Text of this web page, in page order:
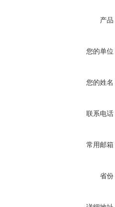
产品
您的单位
您的姓名
联系电话
常用邮箱
省份